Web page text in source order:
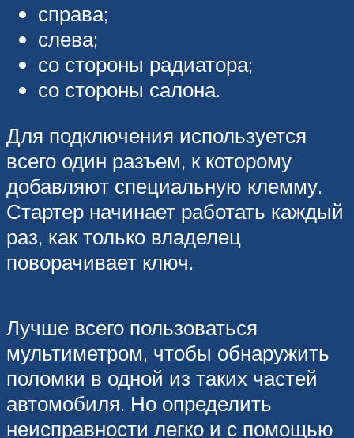
справа;
слева;
со стороны радиатора;
со стороны салона.
Для подключения используется
всего один разъем, к которому
добавляют специальную клемму.
Стартер начинает работать каждый
раз, как только владелец
поворачивает ключ.
Лучше всего пользоваться
мультиметром, чтобы обнаружить
поломки в одной из таких частей
автомобиля. Но определить
неисправности легко и с помощью